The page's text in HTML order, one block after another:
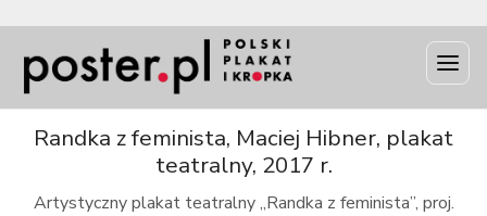
Randka z feminista, Maciej Hibner, plakat
teatralny, 2017 r.
Artystyczny plakat teatralny „Randka z feminista”, proj.